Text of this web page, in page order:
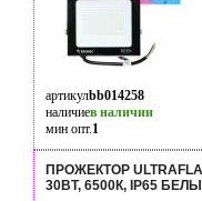
артикулbb014258
наличиев наличии
мин опт.1
ПРОЖЕКТОР
30ВТ, 6500К, IP65